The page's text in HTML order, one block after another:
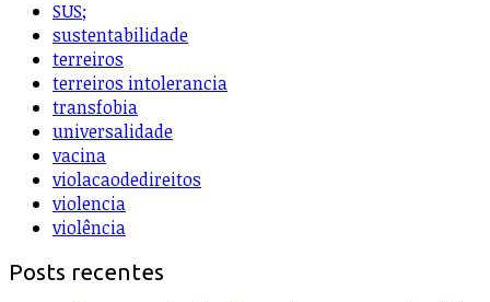
SUS;
sustentabilidade
terreiros
terreiros intolerancia
transfobia
universalidade
vacina
violacaodedireitos
violencia
violência
Posts recentes